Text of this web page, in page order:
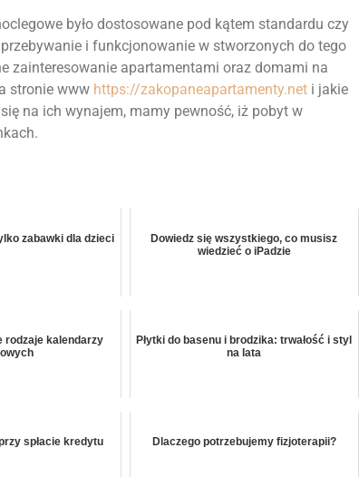
było dostosowane pod kątem standardu czy
i funkcjonowanie w stworzonych do tego
zainteresowanie apartamentami oraz domami na
stronie www https://zakopaneapartamenty.net i jakie
na ich wynajem, mamy pewność, iż pobyt w
zabawki dla dzieci
Dowiedz się wszystkiego, co musisz
wiedzieć o iPadzie
rodzaje kalendarzy
Płytki do basenu i brodzika: trwałość i styl
na lata
spłacie kredytu Dlaczego potrzebujemy fizjoterapii?